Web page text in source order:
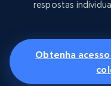
respostas
Obtenha